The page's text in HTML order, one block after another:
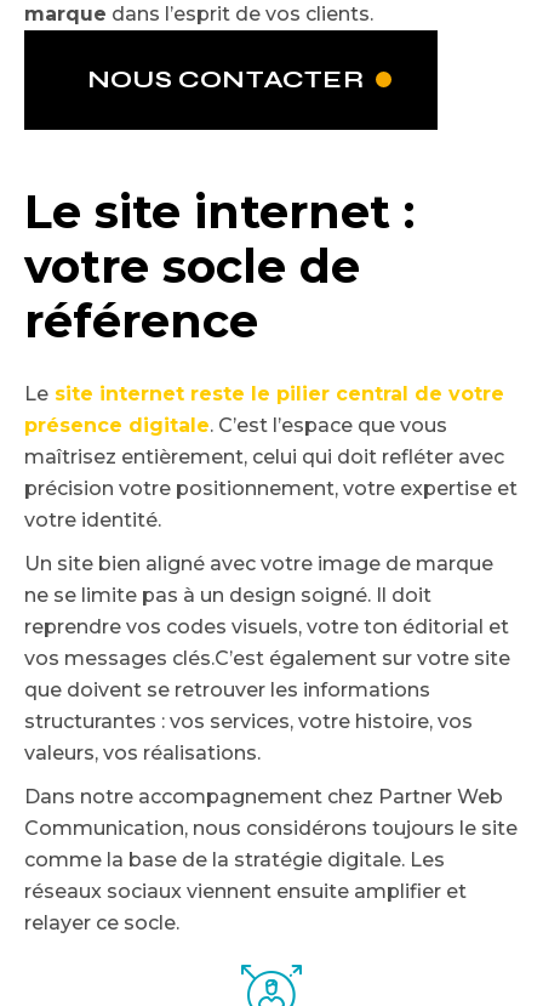
marque dans l’esprit de vos clients.
NOUS CONTACTER
Le site internet :
votre socle de
référence
Le site internet reste le pilier central de votre
présence digitale. C’est l’espace que vous
maîtrisez entièrement, celui qui doit refléter avec
précision votre positionnement, votre expertise et
votre identité.
Un site bien aligné avec votre image de marque
ne se limite pas à un design soigné. Il doit
reprendre vos codes visuels, votre ton éditorial et
vos messages clés.C’est également sur votre site
que doivent se retrouver les informations
structurantes : vos services, votre histoire, vos
valeurs, vos réalisations.
Dans notre accompagnement chez Partner Web
Communication, nous considérons toujours le site
comme la base de la stratégie digitale. Les
réseaux sociaux viennent ensuite amplifier et
relayer ce socle.